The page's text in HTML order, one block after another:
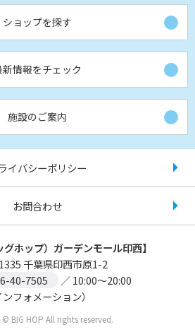
ショップを探す
新情報をチェック
施設のご案内
イバシーポリシー
お問合わせ
グホップ）ガーデンモール印西】
千葉県印西市原1-2
40-7505
／ 10:00～20:00
ンフォメーション）
BIG HOP All rights reserved.